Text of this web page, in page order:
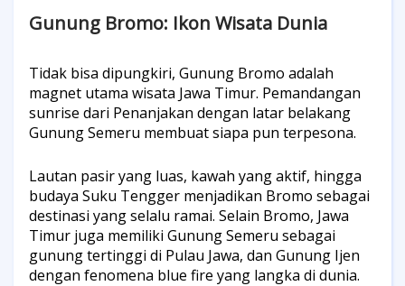
Gunung Bromo: Ikon Wisata Dunia
Tidak bisa dipungkiri, Gunung Bromo adalah
magnet utama wisata Jawa Timur. Pemandangan
sunrise dari Penanjakan dengan latar belakang
Gunung Semeru membuat siapa pun terpesona.
Lautan pasir yang luas, kawah yang aktif, hingga
budaya Suku Tengger menjadikan Bromo sebagai
destinasi yang selalu ramai. Selain Bromo, Jawa
Timur juga memiliki Gunung Semeru sebagai
gunung tertinggi di Pulau Jawa, dan Gunung Ijen
dengan fenomena blue fire yang langka di dunia.